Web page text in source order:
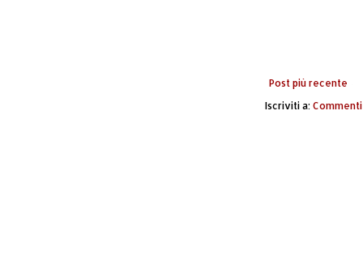
Post più recente
Iscriviti a: